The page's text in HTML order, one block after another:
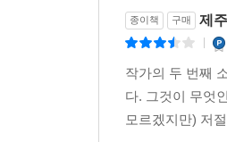
종이책 구매 제
작가의 두 번째
다. 그것이 무엇
모르겠지만) 저